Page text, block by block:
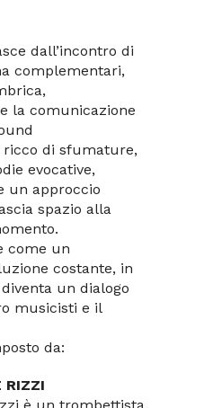
dall’incontro di
complementari,
la comunicazione
ricco di sfumature,
evocative,
un approccio
spazio alla
come un
costante, in
un dialogo
musicisti e il
da:
RIZZI